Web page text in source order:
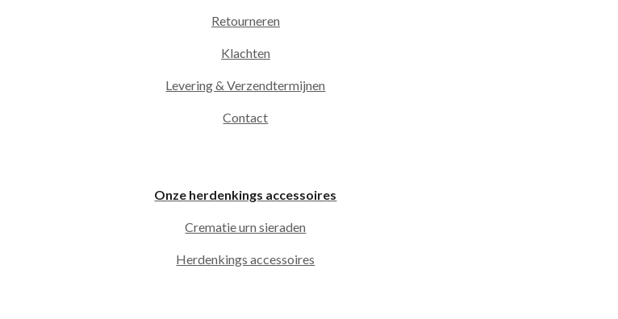
Retourneren
Klachten
Levering & Verzendtermijnen
Contact
Onze herdenkings accessoires
Crematie urn sieraden
Herdenkings accessoires